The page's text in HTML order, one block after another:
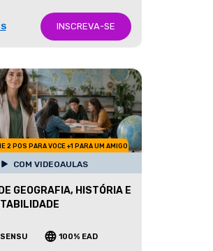
INSCREVA-SE
2 POS PARA VOCE +1 PARA UM AMIGO
COM VIDEOAULAS
GEOGRAFIA, HISTÓRIA E
100% EAD